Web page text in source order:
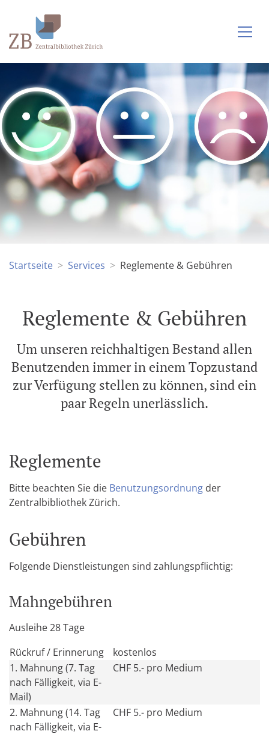
Startseite Services Reglemente & Gebühren
Reglemente & Gebühren
Um unseren reichhaltigen Bestand allen
Benutzenden immer in einem Topzustand
zur Verfügung stellen zu können, sind ein
paar Regeln unerlässlich.
Reglemente
Bitte beachten Sie die Benutzungsordnung der
Zentralbibliothek Zürich.
Gebühren
Folgende Dienstleistungen sind zahlungspflichtig:
Mahngebühren
Ausleihe 28 Tage
Rückruf / Erinnerung
kostenlos
1. Mahnung (7. Tag
nach Fälligkeit, via E-
Mail)
CHF 5.- pro Medium
2. Mahnung (14. Tag
nach Fälligkeit, via E-
CHF 5.- pro Medium